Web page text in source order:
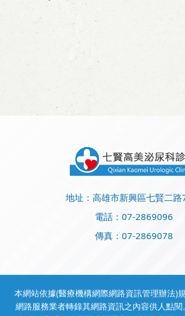
地址：高雄市新興區七賢二路
電話： 07-2869096
傳真：07-2869078
本網站依據(醫療機構網際網路資訊管理辦法)
網路服務業者轉錄其網路資訊之內容供人點